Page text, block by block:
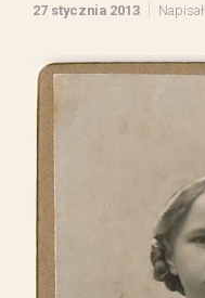
27 stycznia 2013 Napisał